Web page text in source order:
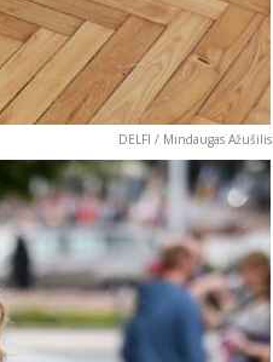
DELFI / Mindaugas Ažušilis